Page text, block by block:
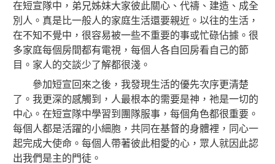
在短宣隊中，弟兄姊妹大家彼此關心、代禱、建造、成全
別人。真是比一般人的家庭生活還要親近。以往的生活，
在不知不覺中，很容易被一些不重要的事或忙碌佔據。很
多家庭每個房間都有電視，每個人各自回房看自己的節
目。家人的交談少了解都很淺。
參加短宣回來之後，我發現生活的優先次序更清楚
了。我更深的感觸到，人最根本的需要是神，祂是一切的
中心。在短宣隊中學習到團隊服事，每個角色都很重要。
每個人都是活躍的小細胞，共同在基督的身體裡，同心一
起完成大使命。每個人帶著彼此相愛的心，眾人就因此認
出我們是主的門徒。